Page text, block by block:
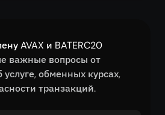
AVAX и BATERC20
важные вопросы от
услуге, обменных курсах,
транзакций.